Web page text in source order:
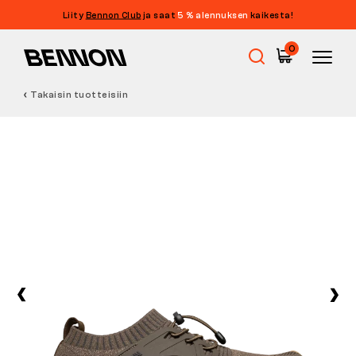
Liity Bennon Club ja saat 5 % alennuksen kaikesta!
0
Vapaa-ajan kengät
Takaisin tuotteisiin